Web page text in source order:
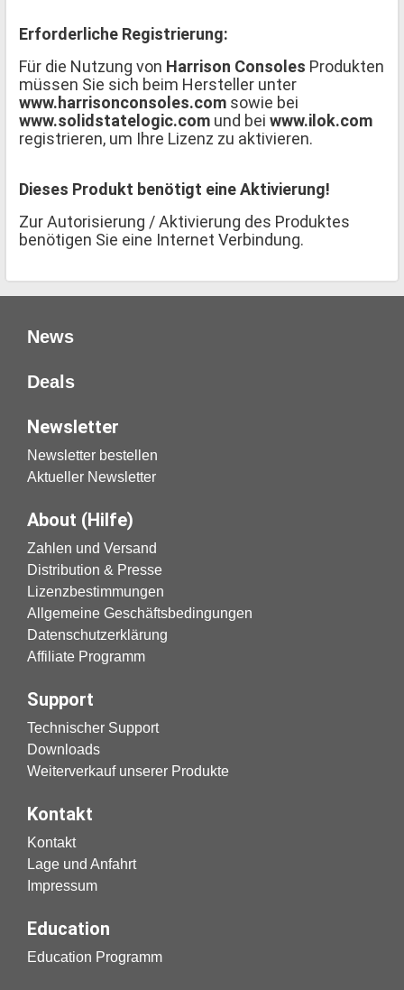
Erforderliche Registrierung:
Für die Nutzung von Harrison Consoles Produkten
müssen Sie sich beim Hersteller unter
www.harrisonconsoles.com sowie bei
www.solidstatelogic.com und bei www.ilok.com
registrieren, um Ihre Lizenz zu aktivieren.
Dieses Produkt benötigt eine Aktivierung!
Zur Autorisierung / Aktivierung des Produktes
benötigen Sie eine Internet Verbindung.
News
Deals
Newsletter
Newsletter bestellen
Aktueller Newsletter
About (Hilfe)
Zahlen und Versand
Distribution & Presse
Lizenzbestimmungen
Allgemeine Geschäftsbedingungen
Datenschutzerklärung
Affiliate Programm
Support
Technischer Support
Downloads
Weiterverkauf unserer Produkte
Kontakt
Kontakt
Lage und Anfahrt
Impressum
Education
Education Programm